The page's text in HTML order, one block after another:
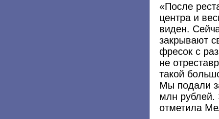
«После
центра и
виден.
закрывают
фресок с
не
такой
Мы подали
млн рублей.
отметила